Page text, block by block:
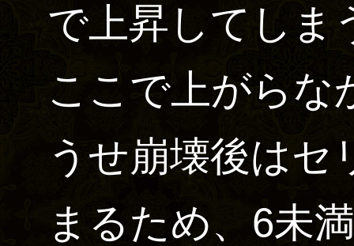
で上昇してしま
ここで上がらな
うせ崩壊後はセ
まるため、6未